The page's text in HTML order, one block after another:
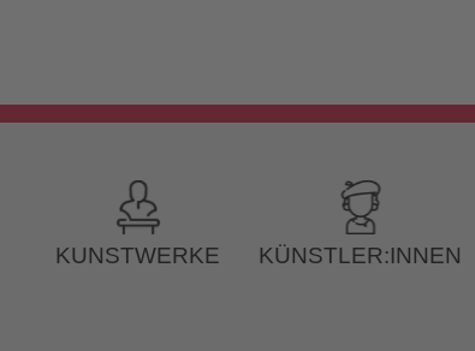
KUNSTWERKE KÜNSTLER:INNEN